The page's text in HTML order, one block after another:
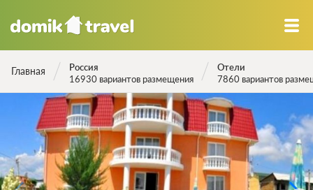
Главная
Россия
16930 вариантов размещения
Отели
7860 вариантов